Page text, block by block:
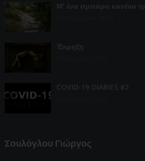
Μ’ ένα σμπάρο κανένα
Έκρηξη
COVID-19 DIARIES #2
Σουλόγλου Γιώργος